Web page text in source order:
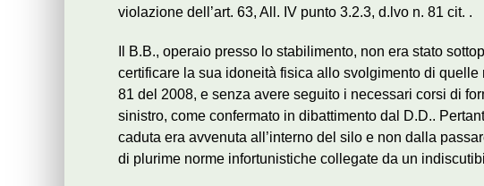
violazione dell’art. 63, All. IV punto 3.2.3, d.lvo n. 81 cit. .
Il B.B., operaio presso lo stabilimento, non era stato
certificare la sua idoneità fisica allo svolgimento di quelle
81 del 2008, e senza avere seguito i necessari corsi di
sinistro, come confermato in dibattimento dal D.D..
caduta era avvenuta all’interno del silo e non dalla
di plurime norme infortunistiche collegate da un